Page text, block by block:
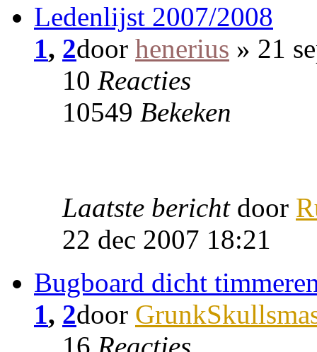
Ledenlijst 2007/2008
1, 2door henerius » 21
10 Reacties
10549 Bekeken
Laatste bericht door
22 dec 2007 18:21
Bugboard dicht
1, 2door
16 Reacties